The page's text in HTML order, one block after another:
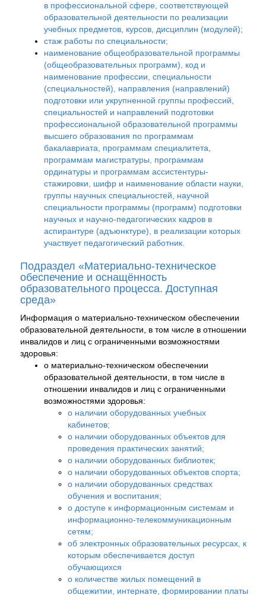
в профессиональной сфере, соответствующей
образовательной деятельности по реализации
учебных предметов, курсов, дисциплин (модулей);
стаж работы по специальности;
наименование общеобразовательной программы
(общеобразовательных программ), код и
наименование профессии, специальности
(специальностей), направления (направлений)
подготовки или укрупненной группы профессий,
специальностей и направлений подготовки
профессиональной образовательной программы
высшего образования по программам
бакалавриата, программам специалитета,
программам магистратуры, программам
ординатуры и программам ассистентуры-
стажировки, шифр и наименование области науки,
группы научных специальностей, научной
специальности программы (программ) подготовки
научных и научно-педагогических кадров в
аспирантуре (адъюнктуре), в реализации которых
участвует педагогический работник.
Подраздел «Материально-техническое
обеспечение и оснащённость
образовательного процесса. Доступная
среда»
Информация о материально-техническом обеспечении
образовательной деятельности, в том числе в отношении
инвалидов и лиц с ограниченными возможностями
здоровья:
о материально-техническом обеспечении
образовательной деятельности, в том числе в
отношении инвалидов и лиц с ограниченными
возможностями здоровья:
о наличии оборудованных учебных
кабинетов;
о наличии оборудованных объектов для
проведения практических занятий;
о наличии оборудованных библиотек;
о наличии оборудованных объектов спорта;
о наличии оборудованных средствах
обучения и воспитания;
о доступе к информационным системам и
информационно-телекоммуникационным
сетям;
об электронных образовательных ресурсах, к
которым обеспечивается доступ
обучающихся
о количестве жилых помещений в
общежитии, интернате, формировании платы